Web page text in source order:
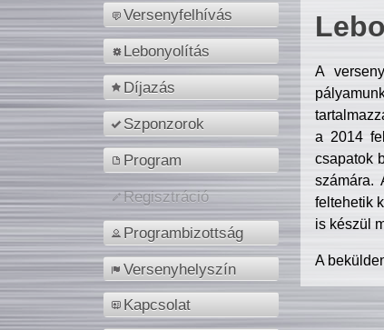
Versenyfelhívás
Lebonyolítás
Díjazás
Szponzorok
Program
Regisztráció
Programbizottság
Versenyhelyszín
Kapcsolat
A
a 2014
csapatok
számára.
feltehetik
is készül
A